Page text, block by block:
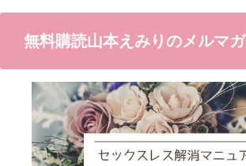
無料購読山本えみりのメルマガ